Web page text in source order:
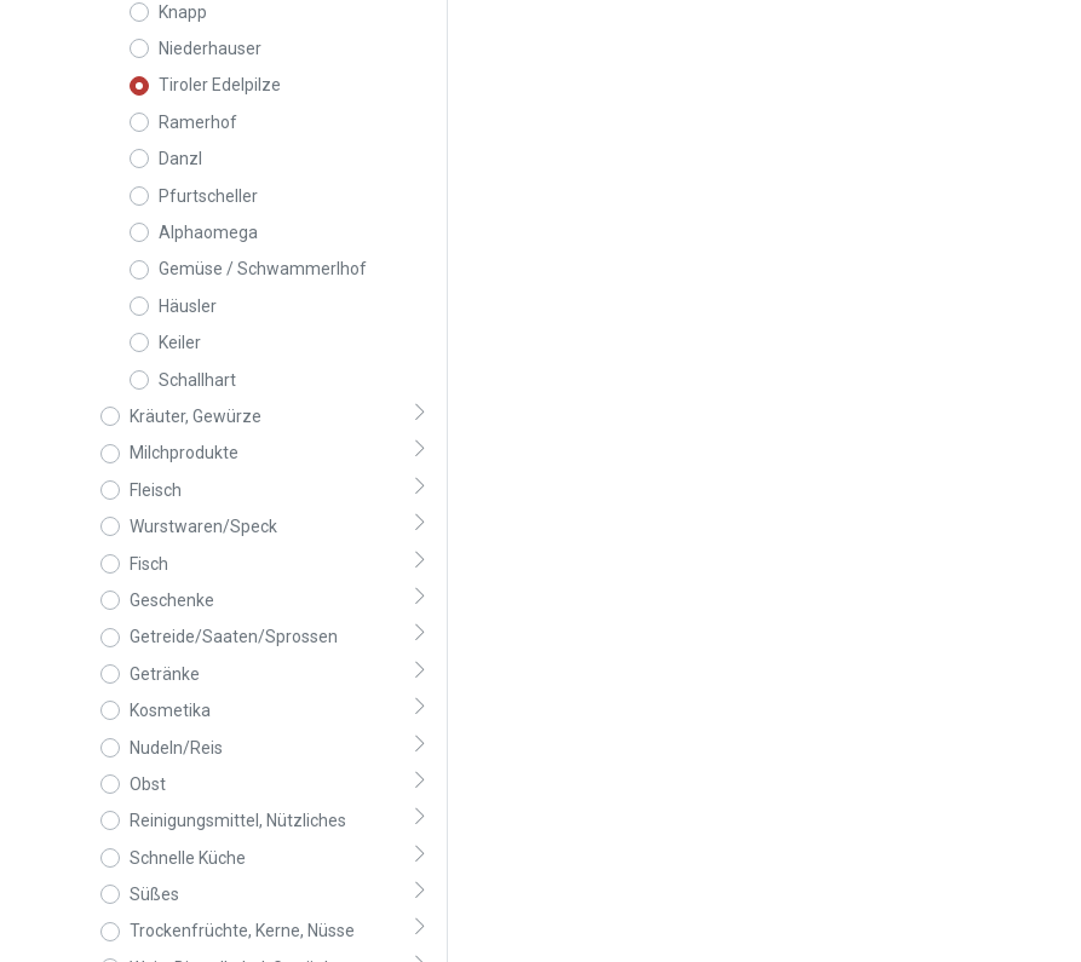
Knapp
Niederhauser
Tiroler Edelpilze
Ramerhof
Danzl
Pfurtscheller
Alphaomega
Gemüse / Schwammerlhof
Häusler
Keiler
Schallhart
Kräuter, Gewürze
Milchprodukte
Fleisch
Wurstwaren/Speck
Fisch
Geschenke
Getreide/Saaten/Sprossen
Getränke
Kosmetika
Nudeln/Reis
Obst
Reinigungsmittel, Nützliches
Schnelle Küche
Süßes
Trockenfrüchte, Kerne, Nüsse